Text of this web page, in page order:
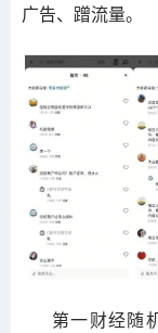
广告、蹭流量。
第一财经随